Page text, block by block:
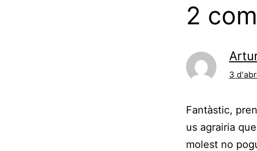
2
3
Fantàstic,
us agrairia
molest no